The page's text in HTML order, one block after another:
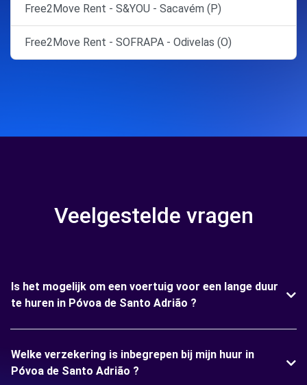
Free2Move Rent - S&YOU - Sacavém (P)
Free2Move Rent - SOFRAPA - Odivelas (O)
Veelgestelde vragen
Is het mogelijk om een voertuig voor een lange duur
te huren in Póvoa de Santo Adrião ?
Welke verzekering is inbegrepen bij mijn huur in
Póvoa de Santo Adrião ?